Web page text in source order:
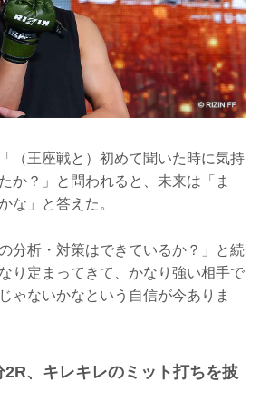
（王座戦と）初めて聞いた時に気持
か？」と問われると、未来は「ま
な」と答えた。
分析・対策はできているか？」と続
り定まってきて、かなり強い相手で
ゃないかなという自信が今ありま
2R、キレキレのミット打ちを披